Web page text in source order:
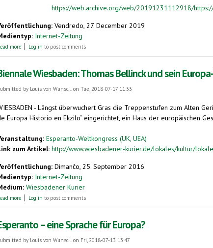
https://web.archive.org/web/20191231112918/
Vendredo, 27. December 2019
Internet-Zeitung
more about Vorträge und Theater in der Kunstsprache
Log in to post comments
Wiesbaden: Thomas Bellinck und sein
by Louis von Wunsc...on Tue, 2018-07-17 11:33
- Längst überwuchert Gras die Treppenstufen zum Alten
Europa Historio en Ekzilo“ eingerichtet, ein Haus der europäischen
Esperanto-Weltkongress (UK, UEA)
zum Artikel: http://www.wiesbadener-kurier.de/lokales/kultur/
Dimanĉo, 25. September 2016
Internet-Zeitung
Wiesbadener Kurier
more about Biennale Wiesbaden: Thomas Bellinck und sein Europa-Museum im Alten
Log in to post comments
– eine Sprache für Europa?
by Louis von Wunsc...on Fri, 2018-07-13 13:47